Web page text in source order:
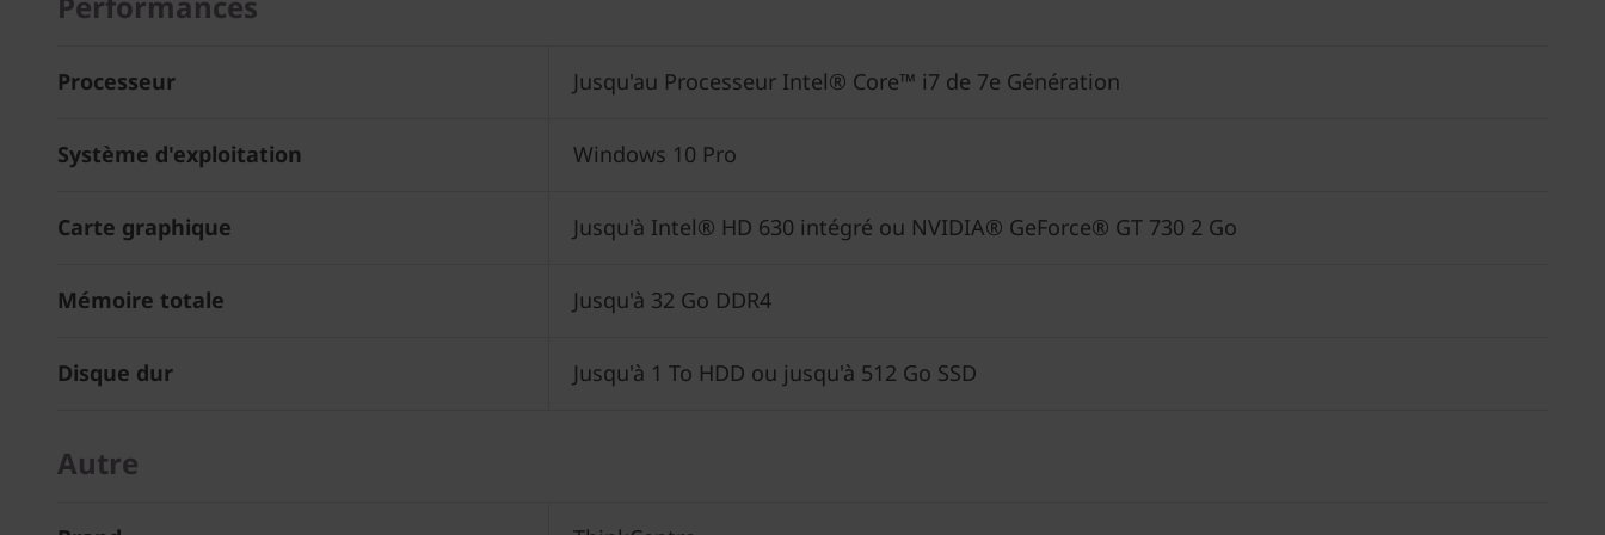
Processeur Jusqu'au Processeur Intel® Core™ i7 de 7e Génération
Système d'exploitation Windows 10 Pro
Carte graphique Jusqu'à Intel® HD 630 intégré ou NVIDIA® GeForce® GT 730 2 Go
Mémoire totale Jusqu'à 32 Go DDR4
Disque dur Jusqu'à 1 To HDD ou jusqu'à 512 Go SSD
Autre